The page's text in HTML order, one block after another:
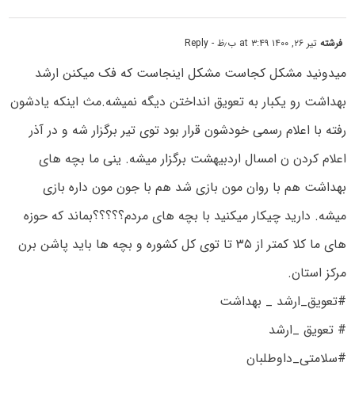
فرشتهتیر ۲۶, ۱۴۰۰ at ۳:۴۹ ب٫ظ - Reply
میدونید مشکل کجاست مشکل اینجاست که فک میکنن ارشد
بهداشت رو یکبار به تعویق انداختن دیگه نمیشه.مث اینکه یادشون
رفته با اعلام رسمی خودشون قرار بود توی تیر برگزار شه و در آذر
اعلام کردن ن امسال اردبیهشت برگزار میشه. ینی ما بچه های
بهداشت هم با روان مون بازی شد هم با جون مون داره بازی
میشه. دارید چیکار میکنید با بچه های مردم؟؟؟؟؟بماند که حوزه
های ما کلا کمتر از ۳۵ تا توی کل کشوره و بچه ها باید پاشن برن
مرکز استان.
#تعویق_ارشد _ بهداشت
# تعویق _ارشد
#سلامتی_داوطلبان